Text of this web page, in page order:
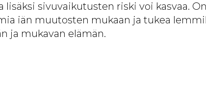
lisäksi sivuvaikutusten riski voi kasvaa.
iän muutosten mukaan ja tukea
ja mukavan elämän.